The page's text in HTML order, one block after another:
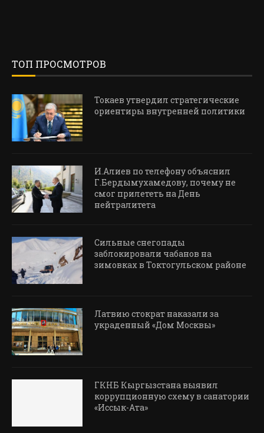
ТОП ПРОСМОТРОВ
Токаев утвердил стратегические
ориентиры внутренней политики
И.Алиев по телефону объяснил
Г.Бердымухамедову, почему не
смог прилететь на День
нейтралитета
Сильные снегопады
заблокировали чабанов на
зимовках в Токтогульском районе
Латвию стократ наказали за
украденный «Дом Москвы»
ГКНБ Кыргызстана выявил
коррупционную схему в санатории
«Иссык-Ата»